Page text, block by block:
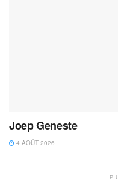
Joep Geneste
4 AOÛT 2026